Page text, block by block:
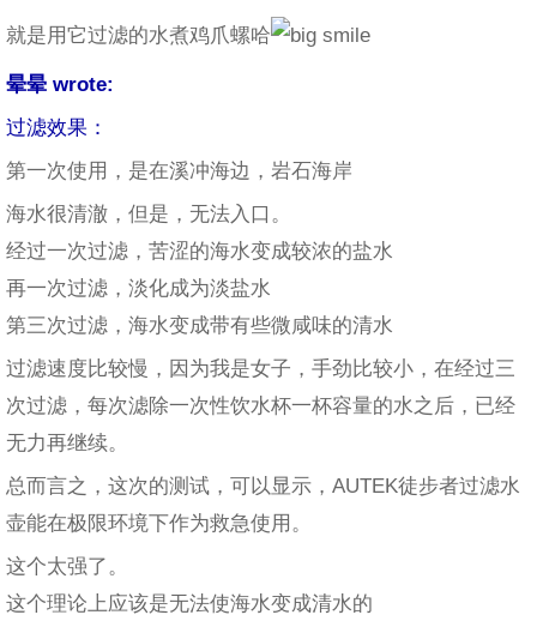
就是用它过滤的水煮鸡爪螺哈
晕晕 wrote:
过滤效果：
第一次使用，是在溪冲海边，岩石海岸
海水很清澈，但是，无法入口。
经过一次过滤，苦涩的海水变成较浓的盐水
再一次过滤，淡化成为淡盐水
第三次过滤，海水变成带有些微咸味的清水
过滤速度比较慢，因为我是女子，手劲比较小，在经过三
次过滤，每次滤除一次性饮水杯一杯容量的水之后，已经
无力再继续。
总而言之，这次的测试，可以显示，AUTEK徒步者过滤水
壶能在极限环境下作为救急使用。
这个太强了。
这个理论上应该是无法使海水变成清水的